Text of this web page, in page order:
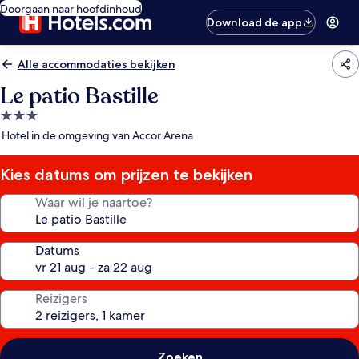
Doorgaan naar hoofdinhoud
Download de app
Alle accommodaties bekijken
Le patio Bastille
3.0-
sterrenaccommodatie
Hotel in de omgeving van Accor Arena
Kies datums om prijzen te bekijken
Waar wil je naartoe?
Datums
Reizigers